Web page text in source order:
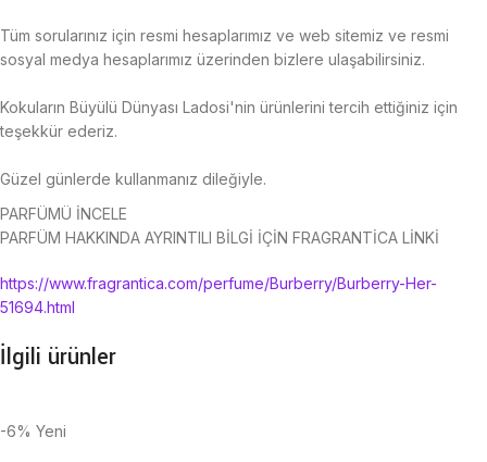
Tüm sorularınız için resmi hesaplarımız ve web sitemiz ve resmi
sosyal medya hesaplarımız üzerinden bizlere ulaşabilirsiniz.
Kokuların Büyülü Dünyası Ladosi'nin ürünlerini tercih ettiğiniz için
teşekkür ederiz.
Güzel günlerde kullanmanız dileğiyle.
PARFÜMÜ İNCELE
PARFÜM HAKKINDA AYRINTILI BİLGİ İÇİN FRAGRANTİCA LİNKİ
https://www.fragrantica.com/perfume/Burberry/Burberry-Her-
51694.html
İlgili ürünler
-6% Yeni